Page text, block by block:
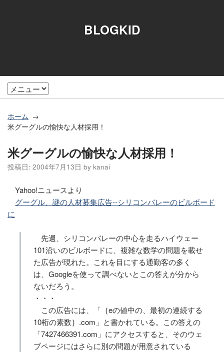
BLOGKID
ホーム
米グーグルの愉快な人材採用！
米グーグルの愉快な人材採用！
投稿日: 2004年7月13日 by kanai
Yahoo!ニュースより
グーグル、謎の人材募集広告--シリコンバレーのビルボード
に
先週、シリコンバレーの中心を走るハイウェー
101沿いのビルボードに、複雑な数学の問題を載せ
た広告が現れた。これを目にする通勤客の多く
は、Googleを使って調べないとこの答えが分から
ないだろう。
・・・
この広告には、「｛eの値中の、最初の連続する
10桁の素数｝.com」と書かれている。この答えの
「7427466391.com」にアクセスすると、そのウェ
ブページにはさらに別の問題が用意されている